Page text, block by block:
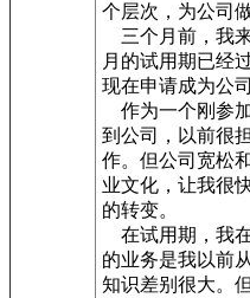
个层次，为公司
三个月前，我
月的试用期已经
现在申请成为公
作为一个刚参
到公司，以前很
作。但公司宽松
业文化，让我很
的转变。
在试用期，我
的业务是我以前
知识差别很大。